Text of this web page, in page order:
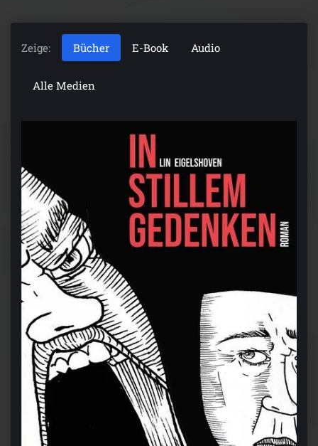
Zeige: Bücher E-Book Audio
Alle Medien